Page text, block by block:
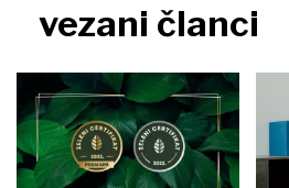
vezani članci